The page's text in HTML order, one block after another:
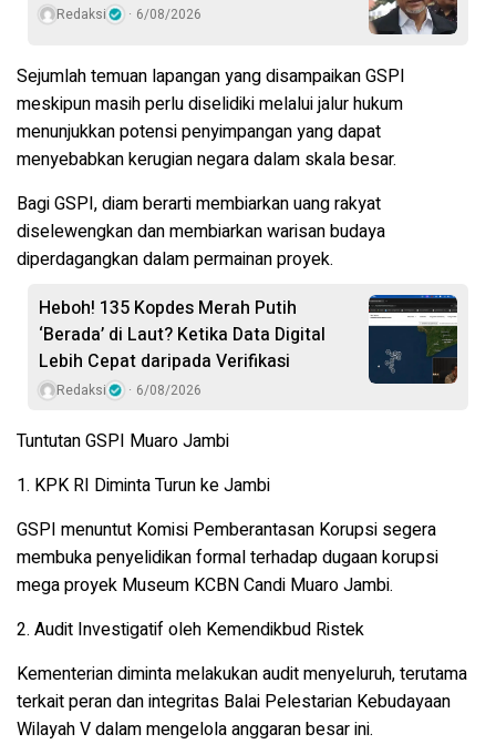
Redaksi 6/08/2026
Sejumlah temuan lapangan yang disampaikan GSPI
meskipun masih perlu diselidiki melalui jalur hukum
menunjukkan potensi penyimpangan yang dapat
menyebabkan kerugian negara dalam skala besar.
Bagi GSPI, diam berarti membiarkan uang rakyat
diselewengkan dan membiarkan warisan budaya
diperdagangkan dalam permainan proyek.
Heboh! 135 Kopdes Merah Putih
‘Berada’ di Laut? Ketika Data Digital
Lebih Cepat daripada Verifikasi
Redaksi 6/08/2026
Tuntutan GSPI Muaro Jambi
1. KPK RI Diminta Turun ke Jambi
GSPI menuntut Komisi Pemberantasan Korupsi segera
membuka penyelidikan formal terhadap dugaan korupsi
mega proyek Museum KCBN Candi Muaro Jambi.
2. Audit Investigatif oleh Kemendikbud Ristek
Kementerian diminta melakukan audit menyeluruh, terutama
terkait peran dan integritas Balai Pelestarian Kebudayaan
Wilayah V dalam mengelola anggaran besar ini.